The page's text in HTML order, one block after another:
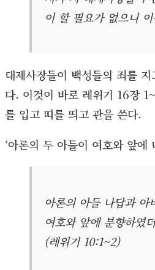
이 할 필요가 없으니
대제사장들이 백성들의 죄를
다. 이것이 바로 레위기 16장
를 입고 띠를 띄고 관을 쓴다.
‘아론의 두 아들이 여호와 앞
아론의 아들 나답과
여호와 앞에 분향하였
(레위기 10:1~2)